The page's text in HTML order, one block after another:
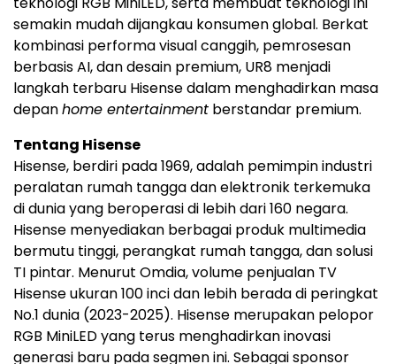
semakin mudah dijangkau konsumen global. Berkat
kombinasi performa visual canggih, pemrosesan
berbasis AI, dan desain premium, UR8 menjadi
langkah terbaru Hisense dalam menghadirkan masa
depanhome entertainment berstandar premium.
Tentang Hisense
Hisense, berdiri pada 1969, adalah pemimpin industri
peralatan rumah tangga dan elektronik terkemuka
di dunia yang beroperasi di lebih dari 160 negara.
Hisense menyediakan berbagai produk multimedia
bermutu tinggi, perangkat rumah tangga, dan solusi
TI pintar. Menurut Omdia, volume penjualan TV
Hisense ukuran 100 inci dan lebih berada di peringkat
No.1 dunia (2023-2025). Hisense merupakan pelopor
RGB MiniLED yang terus menghadirkan inovasi
generasi baru pada segmen ini. Sebagai sponsor